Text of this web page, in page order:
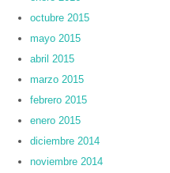
octubre 2015
mayo 2015
abril 2015
marzo 2015
febrero 2015
enero 2015
diciembre 2014
noviembre 2014